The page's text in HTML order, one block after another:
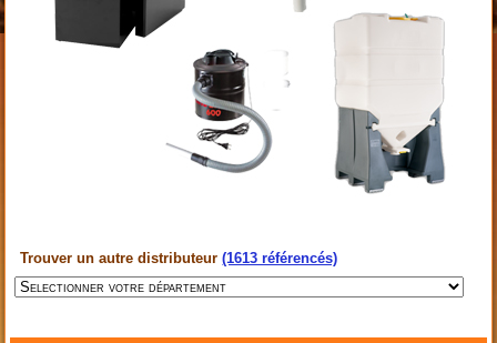
Trouver un autre distributeur(1613 référencés)